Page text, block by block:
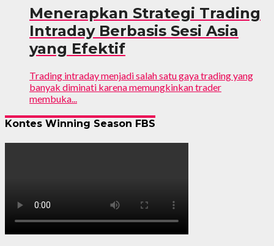
Menerapkan Strategi Trading
Intraday Berbasis Sesi Asia
yang Efektif
Trading intraday menjadi salah satu gaya trading yang
banyak diminati karena memungkinkan trader
membuka...
Kontes Winning Season FBS